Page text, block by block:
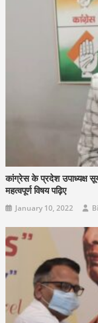
कांग्रेस के प्रदेश उपाध्यक्ष
महत्वपूर्ण विषय पढ़िए
January 10, 2022